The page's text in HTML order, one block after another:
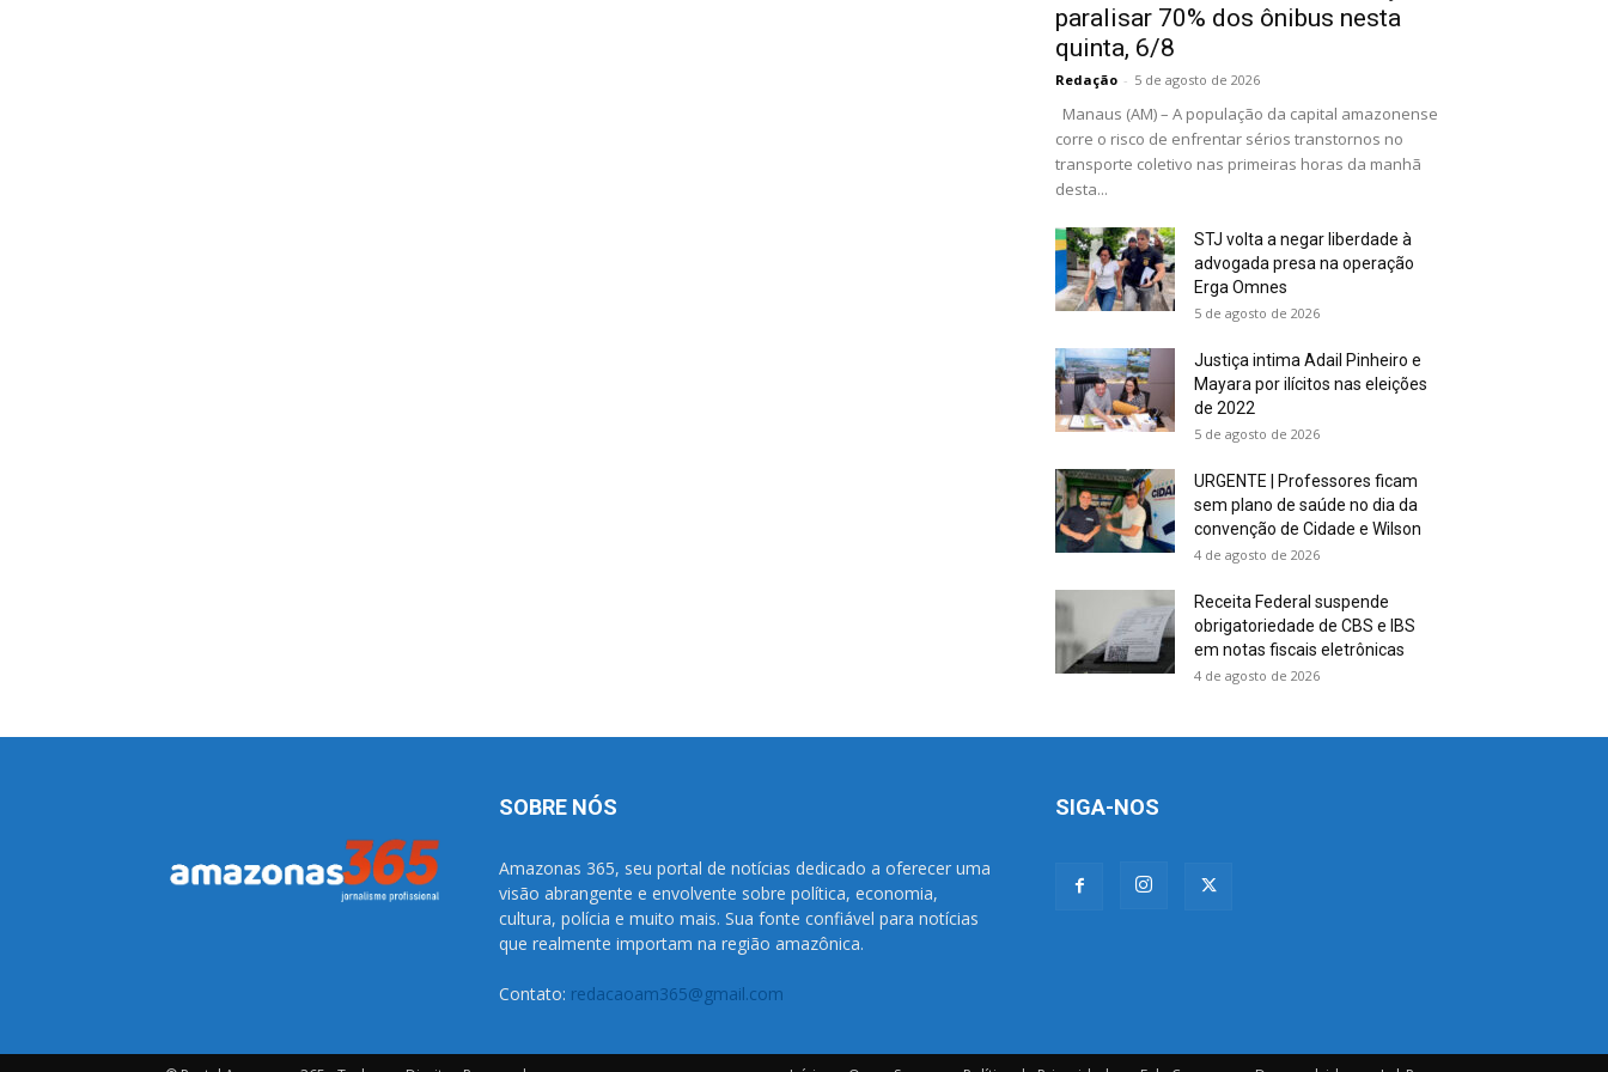
paralisar 70% dos ônibus nesta
quinta, 6/8
Redação - 5 de agosto de 2026
Manaus (AM) – A população da capital amazonense
corre o risco de enfrentar sérios transtornos no
transporte coletivo nas primeiras horas da manhã
desta...
STJ volta a negar liberdade à
advogada presa na operação
Erga Omnes
5 de agosto de 2026
Justiça intima Adail Pinheiro e
Mayara por ilícitos nas eleições
de 2022
5 de agosto de 2026
URGENTE | Professores ficam
sem plano de saúde no dia da
convenção de Cidade e Wilson
4 de agosto de 2026
Receita Federal suspende
obrigatoriedade de CBS e IBS
em notas fiscais eletrônicas
4 de agosto de 2026
SOBRE NÓS
Amazonas 365, seu portal de notícias dedicado a oferecer uma
visão abrangente e envolvente sobre política, economia,
cultura, polícia e muito mais. Sua fonte confiável para notícias
que realmente importam na região amazônica.
Contato: redacaoam365@gmail.com
SIGA-NOS